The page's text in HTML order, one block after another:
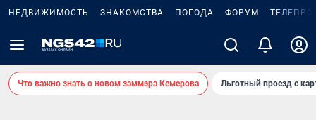
НЕДВИЖИМОСТЬ ЗНАКОМСТВА ПОГОДА ФОРУМ
Что важно знать о новом заммэра Кемерова Льготный проезд с